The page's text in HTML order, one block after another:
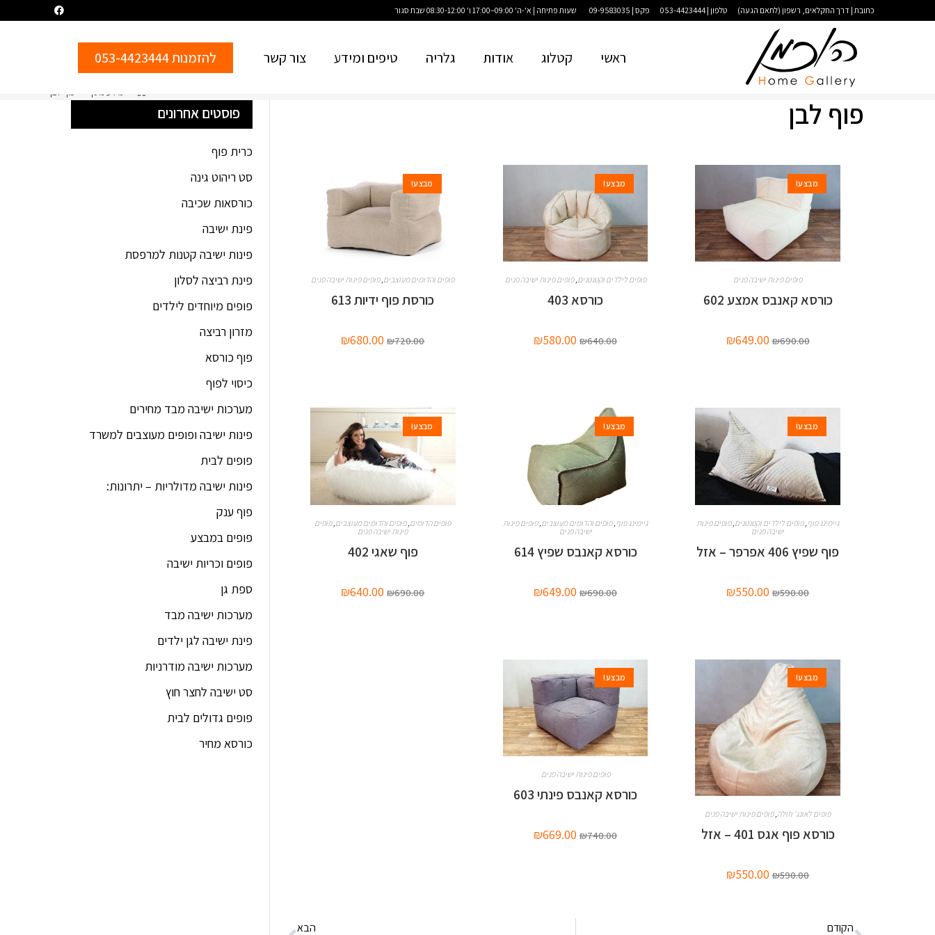
כתובת | דרך החקלאים, רשפון (לתאם הגעה) טלפון | 053-4423444 פקס | 09-9583035 שעות פתיחה | א'-ה' 09:00–17:00 ו' 08:30-12:00 שבת סגור
ראשי קטלוג אודות גלריה טיפים ומידע צור קשר להזמנות 053-4423444
מידע נוסף פוף לבן
פוף לבן
מבצע!
פופים פינות ישיבה פנים
כורסא קאנבס אמצע 602
₪690.00
₪649.00
מבצע!
פופים לילדים וקטנטנים,פופים פינות ישיבה פנים
כורסא 403
₪640.00
₪580.00
מבצע!
פופים והדומים מעוצבים,פופים פינות ישיבה פנים
כורסת פוף ידיות 613
₪720.00
₪680.00
מבצע!
גיימינג פוף ,פופים לילדים וקטנטנים ,פופים פינות
ישיבה פנים
פוף שפיץ 406 אפרפר – אזל
₪590.00
₪550.00
מבצע!
גיימינג פוף ,פופים והדומים מעוצבים ,פופים פינות
ישיבה פנים
כורסא קאנבס שפיץ 614
₪690.00
₪649.00
מבצע!
פופים הדומים ,פופים והדומים מעוצבים ,פופים
פינות ישיבה פנים
פוף שאגי 402
₪690.00
₪640.00
מבצע!
פופים לאונג' וזולה,פופים פינות ישיבה פנים
כורסא פוף אגס 401 – אזל
₪590.00
₪550.00
מבצע!
פופים פינות ישיבה פנים
כורסא קאנבס פינתי 603
₪740.00
₪669.00
הקודם הבא
פוסטים אחרונים
כרית פוף
סט ריהוט גינה
כורסאות שכיבה
פינת ישיבה
פינות ישיבה קטנות למרפסת
פינת רביצה לסלון
פופים מיוחדים לילדים
מזרון רביצה
פוף כורסא
כיסוי לפוף
מערכות ישיבה מבד מחירים
פינות ישיבה ופופים מעוצבים למשרד
פופים לבית
פינות ישיבה מדולריות – יתרונות:
פוף ענק
פופים במבצע
פופים וכריות ישיבה
ספת גן
מערכות ישיבה מבד
פינת ישיבה לגן ילדים
מערכות ישיבה מודרניות
סט ישיבה לחצר חוץ
פופים גדולים לבית
כורסא מחיר